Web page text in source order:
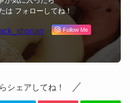
は フォローしてね！
Follow Me
シェアしてね！